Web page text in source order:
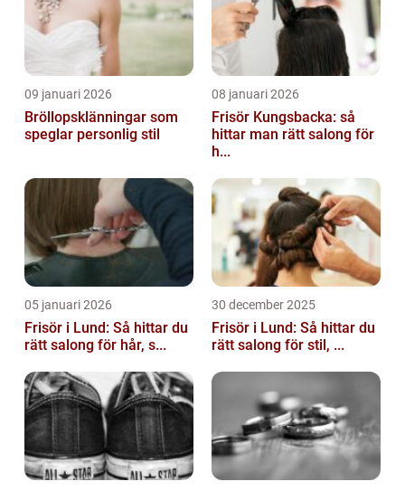
09 januari 2026
Bröllopsklänningar som
speglar personlig stil
08 januari 2026
Frisör Kungsbacka: så
hittar man rätt salong för
h...
05 januari 2026
Frisör i Lund: Så hittar du
rätt salong för hår, s...
30 december 2025
Frisör i Lund: Så hittar du
rätt salong för stil, ...